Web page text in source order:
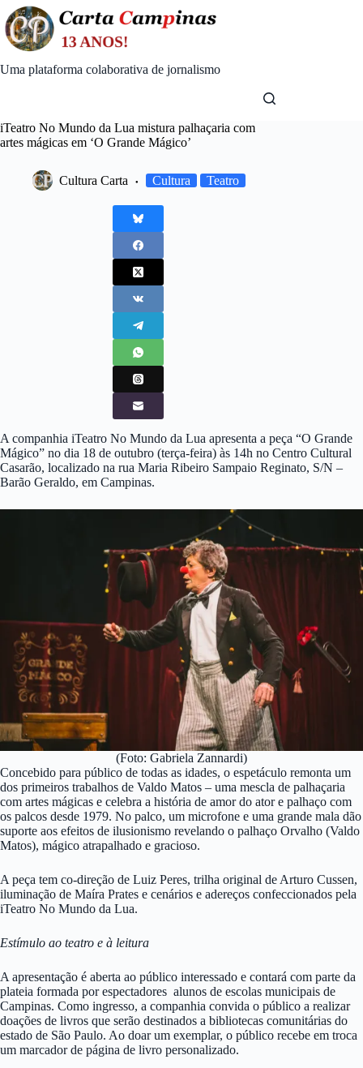
Skip
to
content
Uma plataforma colaborativa de jornalismo
iTeatro No Mundo da Lua mistura palhaçaria com
artes mágicas em ‘O Grande Mágico’
Cultura Carta Cultura Teatro
A companhia iTeatro No Mundo da Lua apresenta a peça “O Grande
Mágico” no dia 18 de outubro (terça-feira) às 14h no Centro Cultural
Casarão, localizado na rua Maria Ribeiro Sampaio Reginato, S/N –
Barão Geraldo, em Campinas.
(Foto: Gabriela Zannardi)
Concebido para público de todas as idades, o espetáculo remonta um
dos primeiros trabalhos de Valdo Matos – uma mescla de palhaçaria
com artes mágicas e celebra a história de amor do ator e palhaço com
os palcos desde 1979. No palco, um microfone e uma grande mala dão
suporte aos efeitos de ilusionismo revelando o palhaço Orvalho (Valdo
Matos), mágico atrapalhado e gracioso.
A peça tem co-direção de Luiz Peres, trilha original de Arturo Cussen,
iluminação de Maíra Prates e cenários e adereços confeccionados pela
iTeatro No Mundo da Lua.
Estímulo ao teatro e à leitura
A apresentação é aberta ao público interessado e contará com parte da
plateia formada por espectadores alunos de escolas municipais de
Campinas. Como ingresso, a companhia convida o público a realizar
doações de livros que serão destinados a bibliotecas comunitárias do
estado de São Paulo. Ao doar um exemplar, o público recebe em troca
um marcador de página de livro personalizado.